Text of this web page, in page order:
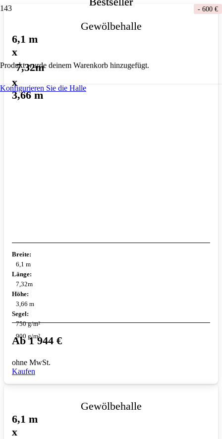
Produktwurde deinem Warenkorb hinzugefügt.
Konfigurieren Sie die Halle
Gewölbehalle
6,1 m
x
7,32m
x
3,66 m
Breite:
6,1 m
Länge:
7,32m
Höhe:
3,66 m
Segel:
750 g/m²
900 g/m²
Ab1 944 €
ohne MwSt.
Kaufen
Gewölbehalle
6,1 m
x
- 600 €